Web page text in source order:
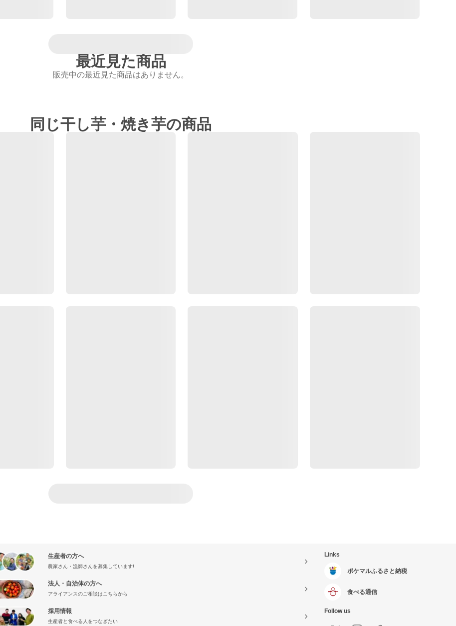
最近見た商品
販売中の最近見た商品はありません。
同じ干し芋・焼き芋の商品
生産者の方へ
農家さん・漁師さんを募集しています!
法人・自治体の方へ
アライアンスのご相談はこちらから
採用情報
生産者と食べる人をつなぎたい
Links
ポケマルふるさと納税
食べる通信
Follow us